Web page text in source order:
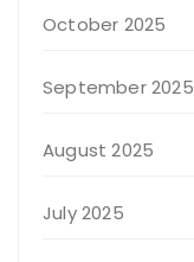
October 2025
September 2025
August 2025
July 2025